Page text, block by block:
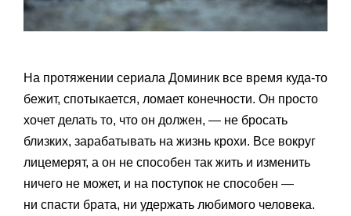
На протяжении сериала Доминик все время куда-то
бежит, спотыкается, ломает конечности. Он просто
хочет делать то, что он должен, — не бросать
близких, зарабатывать на жизнь крохи. Все вокруг
лицемерят, а он не способен так жить и изменить
ничего не может, и на поступок не способен —
ни спасти брата, ни удержать любимого человека.